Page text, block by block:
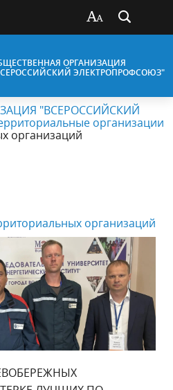
ОРГАНИЗАЦИЯ
ЭЛЕКТРОПРОФСОЮЗ"
"ВСЕРОССИЙСКИЙ
организации
организаций
организаций